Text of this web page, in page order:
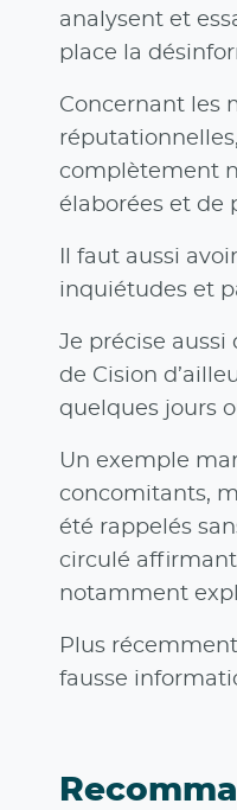
analysent et
place la
Concernant les
complètement
élaborées et de
Il faut aussi
inquiétudes et
Je précise
de Cision
quelques jours
Un exemple
concomitants,
été rappelés
circulé affirmant
notamment
Plus
fausse